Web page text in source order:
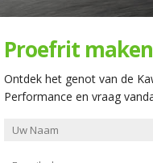
Proefrit
Ontdek het genot van de
Performance en vraag